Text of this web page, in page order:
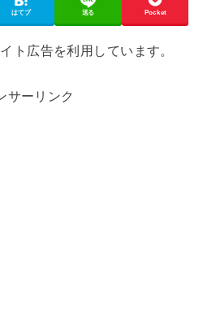
はてブ 送る Pocket
ト広告を利用しています。
サーリンク